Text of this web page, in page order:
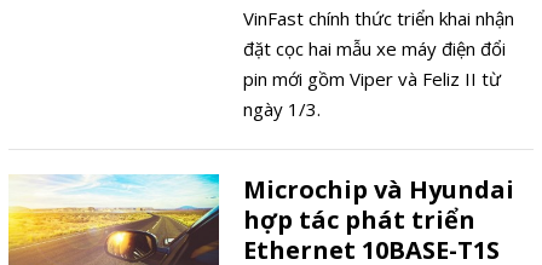
VinFast chính thức triển khai nhận
đặt cọc hai mẫu xe máy điện đổi
pin mới gồm Viper và Feliz II từ
ngày 1/3.
Microchip và Hyundai
hợp tác phát triển
Ethernet 10BASE-T1S